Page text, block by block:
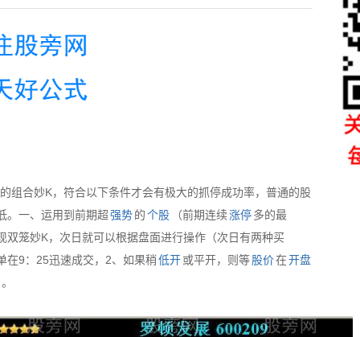
组合妙K，符合以下条件才会有极大的抓停成功率，普通的股
。一、运用到前期超强势的个股 （前期连续涨停多的最
双笼妙K，次日就可以根据盘面进行操作（次日有两种买
在9：25迅速成交，2、如果稍低开或平开，则等股价在开盘
。